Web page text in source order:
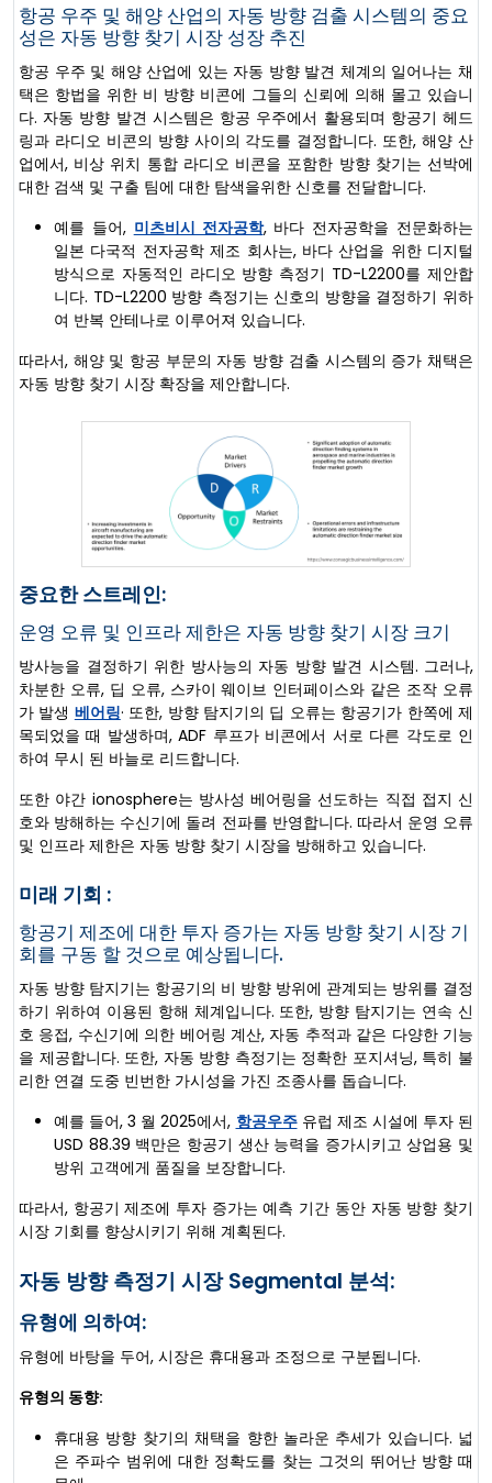
항공 우주 및 해양 산업의 자동 방향 검출 시스템의 중요
성은 자동 방향 찾기 시장 성장 추진
항공 우주 및 해양 산업에 있는 자동 방향 발견 체계의 일어나는 채
택은 항법을 위한 비 방향 비콘에 그들의 신뢰에 의해 몰고 있습니
다. 자동 방향 발견 시스템은 항공 우주에서 활용되며 항공기 헤드
링과 라디오 비콘의 방향 사이의 각도를 결정합니다. 또한, 해양 산
업에서, 비상 위치 통합 라디오 비콘을 포함한 방향 찾기는 선박에
대한 검색 및 구출 팀에 대한 탐색을위한 신호를 전달합니다.
예를 들어, 미츠비시 전자공학, 바다 전자공학을 전문화하는
일본 다국적 전자공학 제조 회사는, 바다 산업을 위한 디지털
방식으로 자동적인 라디오 방향 측정기 TD-L2200를 제안합
니다. TD-L2200 방향 측정기는 신호의 방향을 결정하기 위하
여 반복 안테나로 이루어져 있습니다.
따라서, 해양 및 항공 부문의 자동 방향 검출 시스템의 증가 채택은
자동 방향 찾기 시장 확장을 제안합니다.
중요한 스트레인:
운영 오류 및 인프라 제한은 자동 방향 찾기 시장 크기
방사능을 결정하기 위한 방사능의 자동 방향 발견 시스템. 그러나,
차분한 오류, 딥 오류, 스카이 웨이브 인터페이스와 같은 조작 오류
가 발생 베어링· 또한, 방향 탐지기의 딥 오류는 항공기가 한쪽에 제
목되었을 때 발생하며, ADF 루프가 비콘에서 서로 다른 각도로 인
하여 무시 된 바늘로 리드합니다.
또한 야간 ionosphere는 방사성 베어링을 선도하는 직접 접지 신
호와 방해하는 수신기에 돌려 전파를 반영합니다. 따라서 운영 오류
및 인프라 제한은 자동 방향 찾기 시장을 방해하고 있습니다.
미래 기회 :
항공기 제조에 대한 투자 증가는 자동 방향 찾기 시장 기
회를 구동 할 것으로 예상됩니다.
자동 방향 탐지기는 항공기의 비 방향 방위에 관계되는 방위를 결정
하기 위하여 이용된 항해 체계입니다. 또한, 방향 탐지기는 연속 신
호 응접, 수신기에 의한 베어링 계산, 자동 추적과 같은 다양한 기능
을 제공합니다. 또한, 자동 방향 측정기는 정확한 포지셔닝, 특히 불
리한 연결 도중 빈번한 가시성을 가진 조종사를 돕습니다.
예를 들어, 3 월 2025에서, 항공우주유럽 제조 시설에 투자 된
USD 88.39 백만은 항공기 생산 능력을 증가시키고 상업용 및
방위 고객에게 품질을 보장합니다.
따라서, 항공기 제조에 투자 증가는 예측 기간 동안 자동 방향 찾기
시장 기회를 향상시키기 위해 계획된다.
자동 방향 측정기 시장 Segmental 분석:
유형에 의하여:
유형에 바탕을 두어, 시장은 휴대용과 조정으로 구분됩니다.
유형의 동향:
휴대용 방향 찾기의 채택을 향한 놀라운 추세가 있습니다. 넓
은 주파수 범위에 대한 정확도를 찾는 그것의 뛰어난 방향 때